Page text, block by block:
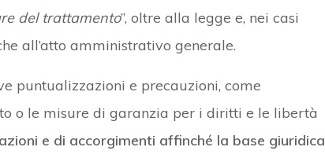
del trattamento”, oltre alla legge e, nei casi
all’atto amministrativo generale.
puntualizzazioni e precauzioni, come
o le misure di garanzia per i diritti e le libertà
e di accorgimenti affinché la base giuridica